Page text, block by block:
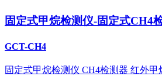
固定式甲烷检测仪-固定式CH4
GCT-CH4
固定式甲烷检测仪 CH4检测器 红外